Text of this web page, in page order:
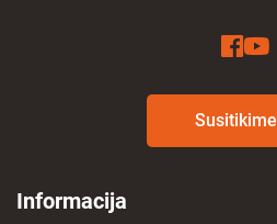
Susitikime
Informacija